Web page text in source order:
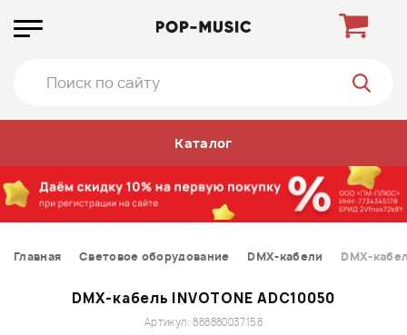
Каталог
Главная Световое оборудование DMX-кабели DMX-
DMX-кабель INVOTONE ADC10050
Артикул: 888880037158